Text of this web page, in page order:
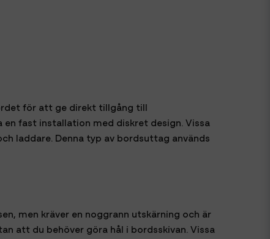
för att ge direkt tillgång till
fast installation med diskret design. Vissa
laddare. Denna typ av bordsuttag används
men kräver en noggrann utskärning och är
att du behöver göra hål i bordsskivan. Vissa